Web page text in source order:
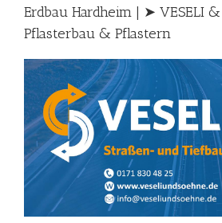
Erdbau Hardheim | ➤ VESELI
Pflasterbau & Pflastern